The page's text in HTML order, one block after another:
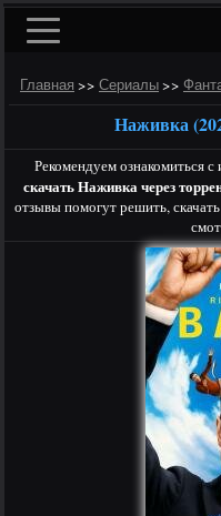
Главная >> Сериалы >>
Наживка
Рекомендуем ознакомиться
скачать Наживка через
отзывы помогут решить,